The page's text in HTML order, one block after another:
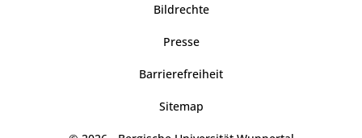
Bildrechte
Presse
Barrierefreiheit
Sitemap